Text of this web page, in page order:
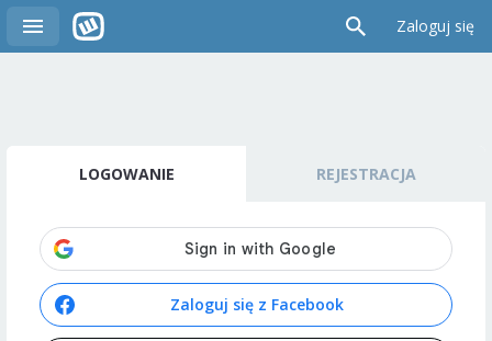
Zaloguj się
LOGOWANIE REJESTRACJA
Zaloguj się z Facebook